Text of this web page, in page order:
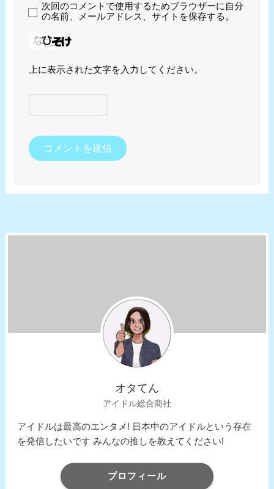
次回のコメントで使用するためブラウザーに自分
の名前、メールアドレス、サイトを保存する。
上に表示された文字を入力してください。
オタてん
アイドル総合商社
アイドルは最高のエンタメ! 日本中のアイドルという存在
を発信したいです みんなの推しを教えてください!
プロフィール